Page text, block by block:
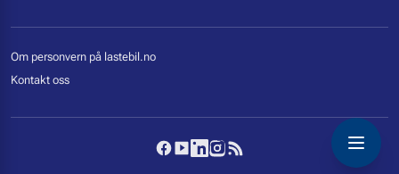
Om personvern på lastebil.no
Kontakt oss